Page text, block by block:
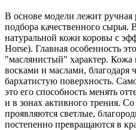
В основе модели лежит ручная
подбора качественного сырья.
натуральной кожи коровы с
Horse). Главная особенность
"маслянистый" характер.
восками и маслами, благодаря
бархатистую поверхность.
это его способность менять
и в зонах активного трения.
проявляются светлые,
постепенно превращаются в